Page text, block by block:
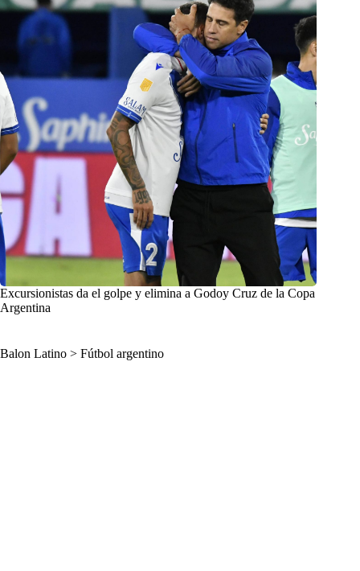
Excursionistas da el golpe y elimina a Godoy Cruz de la Copa
Argentina
Balon Latino > Fútbol argentino